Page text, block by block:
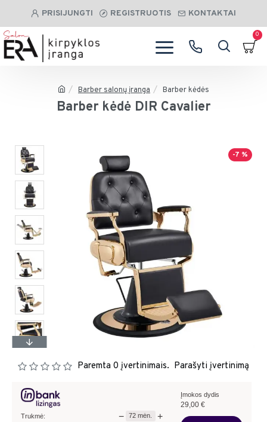
PRISIJUNGTI REGISTRUOTIS KONTAKTAI
0
Barber salonų įranga Barber kėdės
Barber kėdė DIR Cavalier
-7 %
Paremta 0 įvertinimais. Parašyti įvertinimą
Trukmė: − 72 mėn. +
Įmokos dydis
29,00 €